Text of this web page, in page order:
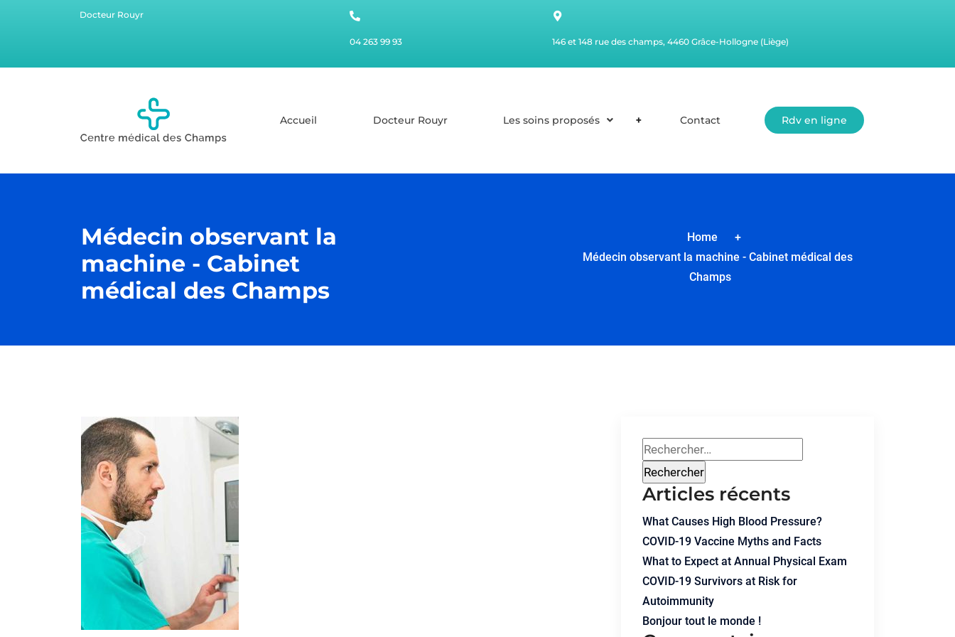
Docteur Rouyr
04 263 99 93 146 et 148 rue des champs, 4460 Grâce-Hollogne (Liège)
Accueil Docteur Rouyr Les soins proposés Contact Rdv en ligne
Médecin observant la
machine - Cabinet
médical des Champs
Home
+
Médecin observant la machine - Cabinet médical des
Champs
Articles récents
What Causes High Blood Pressure?
COVID-19 Vaccine Myths and Facts
What to Expect at Annual Physical Exam
COVID-19 Survivors at Risk for
Autoimmunity
Bonjour tout le monde !